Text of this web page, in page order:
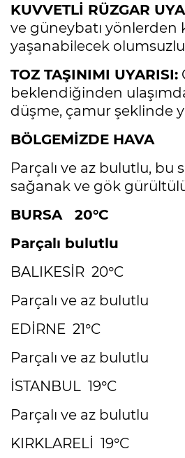
KUVVETLİ RÜZGAR
ve güneybatı
yaşanabilecek
TOZ TAŞINIMI UYARISI:
beklendiğinden
düşme, çamur şeklinde
BÖLGEMİZDE HAVA
Parçalı ve az bulutlu,
sağanak ve gök
BURSA 20°C
Parçalı bulutlu
BALIKESİR 20°C
Parçalı ve az bulutlu
EDİRNE 21°C
Parçalı ve az bulutlu
İSTANBUL 19°C
Parçalı ve az bulutlu
KIRKLARELİ 19°C